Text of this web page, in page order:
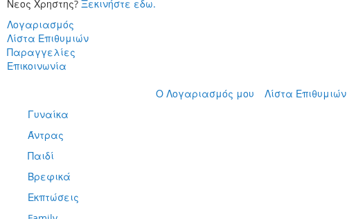
Νεος Χρηστης? Ξεκινήστε εδω.
Λογαριασμός
Λίστα Επιθυμιών
Παραγγελίες
Επικοινωνία
Ο Λογαριασμός μου Λίστα Επιθυμιών
περιεχόμενο
Γυναίκα
Άντρας
Παιδί
Βρεφικά
Εκπτώσεις